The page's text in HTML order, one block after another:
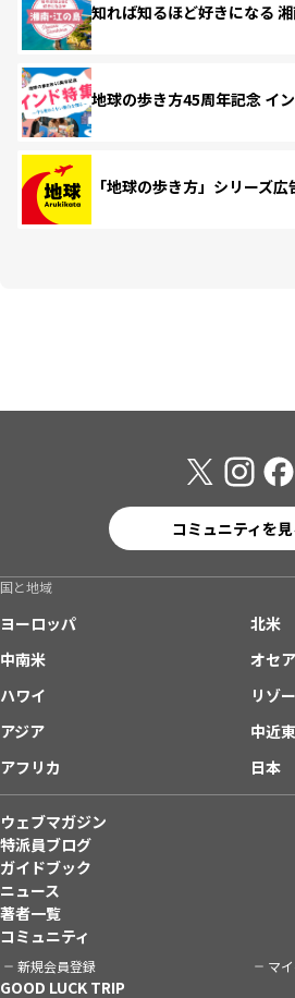
知れば知るほど好きになる
地球の歩き方45周年記念 イ
「地球の歩き方」シリーズ
コミュニティを
国と地域
ヨーロッパ
北米
中南米
オセ
ハワイ
リゾ
アジア
中近東
アフリカ
日本
ウェブマガジン
特派員ブログ
ガイドブック
ニュース
著者一覧
コミュニティ
新規会員登録 マ
GOOD LUCK TRIP